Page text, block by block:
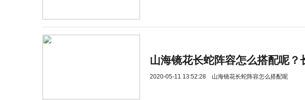
山海镜花长蛇阵容怎么搭配呢
2020-05-11 13:52:28 山海镜花长蛇阵容怎么搭配呢